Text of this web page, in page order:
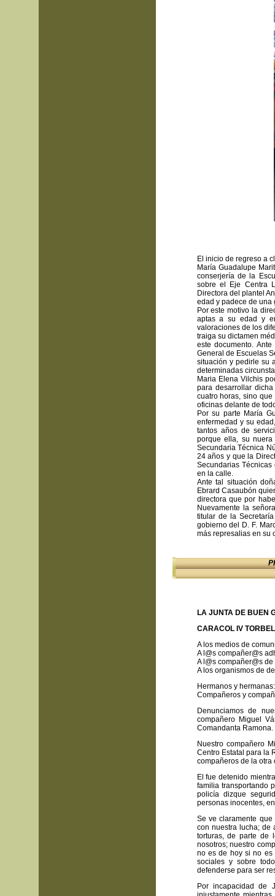
El inicio de regreso a
María Guadalupe
conserjería de la
sobre el Eje Centra
Directora del plantel
edad y padece de una
Por este motivo la
aptas a su edad y
valoraciones de los
traiga su dictamen
este documento.
General de Escuelas
situación y pedirle su
determinadas
Maria Elena Vilchis
para desarrollar
cuatro horas, sino
oficinas delante de
Por su parte María
enfermedad y su
tantos años de
porque ella, su
Secundaria Técnica
24 años y que la
Secundarias
en la calle.
Ante tal situación
Ebrard Casaubón
directora que por
Nuevamente la
titular de la
gobierno del D. F.
más represalias en su
LA JUNTA DE BUEN
CARACOL IV
A los medios de
A l@s compañer@s
A l@s compañer@s
A los organismos de
Hermanos y hermanas:
Compañeros y
Denunciamos de
compañero Miguel
Comandanta Ramona.
Nuestro compañero
Centro Estatal para la
compañeros de la otra
El fue detenido
familia transportando
policía dizque
personas inocentes,
Se ve claramente
con nuestra lucha; de
torturas, de parte de
nosotros; nuestro
no es de hoy si no es
sociales y sobre
defenderse para ser
Por incapacidad de